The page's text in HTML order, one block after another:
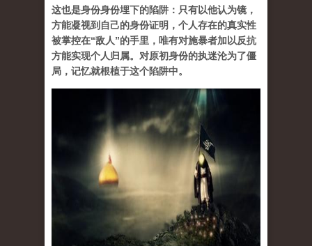
这也是身份身份埋下的陷阱：只有以他认为镜，
方能凝视到自己的身份证明，个人存在的真实性
被掌控在“敌人”的手里，唯有对施暴者加以反抗
方能实现个人归属。对原初身份的执迷沦为了僵
局，记忆就根植于这个陷阱中。